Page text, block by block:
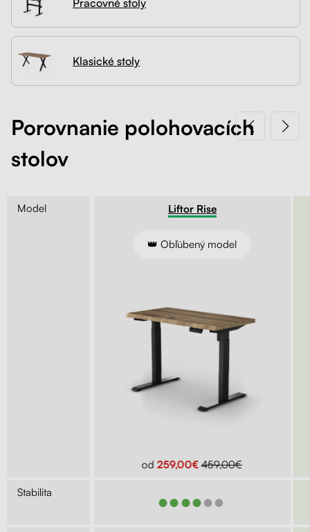
Kolieska
Organizácia kabeláže
Stojany na monitor - Riser
Skrinky so zásuvkami a zásuvky
Akustické paravány
Kontakt
Klasické stoly
Porovnanie polohovacích
stolov
Model
Stabilita
Liftor Rise
👑 Obľúbený model
od259,00€ 459,00€
●●●●●●